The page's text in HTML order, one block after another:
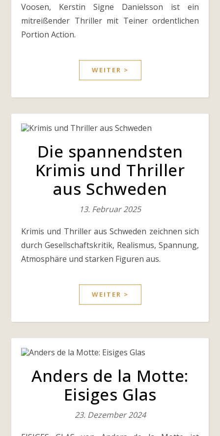
Voosen, Kerstin Signe Danielsson ist ein
mitreißender Thriller mit Teiner ordentlichen
Portion Action.
WEITER >
Die spannendsten
Krimis und Thriller
aus Schweden
13. Februar 2025
Krimis und Thriller aus Schweden zeichnen sich
durch Gesellschaftskritik, Realismus, Spannung,
Atmosphäre und starken Figuren aus.
WEITER >
Anders de la Motte:
Eisiges Glas
23. Dezember 2024